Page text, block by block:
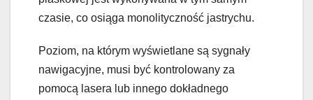
czasie, co osiąga monolityczność jastrychu.
Poziom, na którym wyświetlane są sygnały
nawigacyjne, musi być kontrolowany za
pomocą lasera lub innego dokładnego